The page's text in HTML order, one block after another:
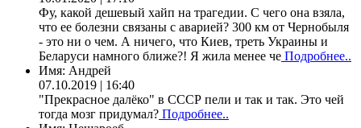
Фу, какой дешевый хайп на трагедии. С чего она взяла,
что ее болезни связаны с аварией? 300 км от Чернобыля
- это ни о чем. А ничего, что Киев, треть Украины и
Беларуси намного ближе?! Я жила менее че Подробнее..
Имя: Андрей
07.10.2019 | 16:40
"Прекрасное далёко" в СССР пели и так и так. Это чей
тогда мозг придумал? Подробнее..